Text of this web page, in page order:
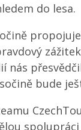
do lesa.
nás
bude